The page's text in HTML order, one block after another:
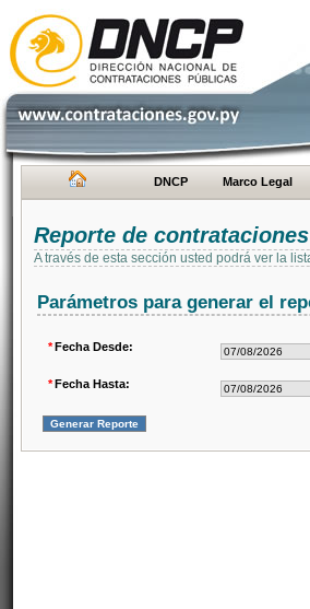
DNCP Marco Legal
Reporte de
A través de esta sección usted podrá ver la
Parámetros para generar el
*Fecha Desde:
*Fecha Hasta: